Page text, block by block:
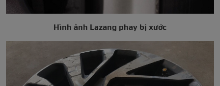
Hình ảnh Lazang phay bị xước